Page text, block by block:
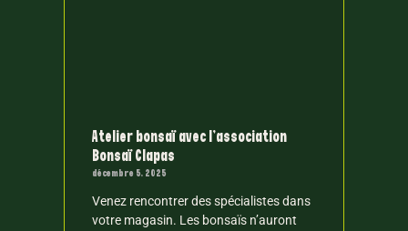
Atelier bonsaï avec l’association
Bonsaï Clapas
décembre 5, 2025
Venez rencontrer des spécialistes dans
votre magasin. Les bonsaïs n’auront